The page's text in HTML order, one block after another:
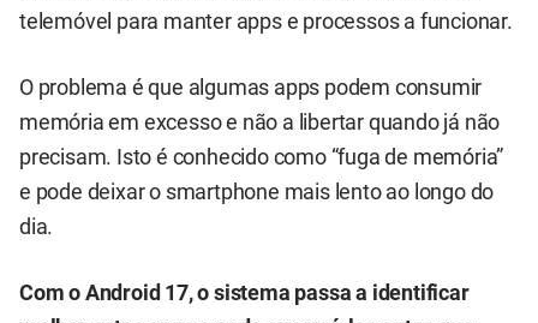
telemóvel para manter apps e processos a funcionar.
O problema é que algumas apps podem consumir
memória em excesso e não a libertar quando já não
precisam. Isto é conhecido como “fuga de memória”
e pode deixar o smartphone mais lento ao longo do
dia.
Com o Android 17, o sistema passa a identificar